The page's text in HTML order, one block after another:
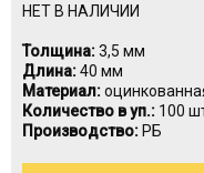
НЕТ В НАЛИЧИИ
Толщина:3,5 мм
Длина:40 мм
Материал:
Количество в уп.: 100
Производство: РБ